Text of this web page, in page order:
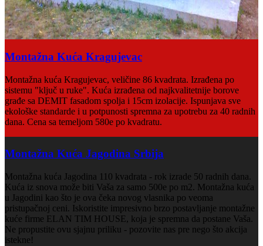
Montažna Kuća Kragujevac
Montažna kuća Kragujevac, veličine 86 kvadrata. Izrađena po
sistemu "ključ u ruke". Kuća izrađena od najkvalitetnije borove
građe sa DEMIT fasadom spolja i 15cm izolacije. Ispunjava sve
ekološke standarde i u potpunosti spremna za upotrebu za 40 radnih
dana. Cena sa temeljom 580e po kvadratu.
Montažna Kuća Jagodina Srbija
Montažna kuća Jagodina 110 kvadrata - rok izrade 50 radnih dana.
Kuća iz snova može biti Vaša za samo 500e po m2. Montažna kuća
u Jagodini kao što je ova čeka novog vlasnika po veoma
pristupačnoj ceni. Iskoristite impresivno brzo postavljanje montažne
kuće firme ELAN TIM HOUSE, koja je spremna da postane Vaša.
Ne propustite ovu sjajnu priliku - pozovite nas pre nego što akcija
istekne!